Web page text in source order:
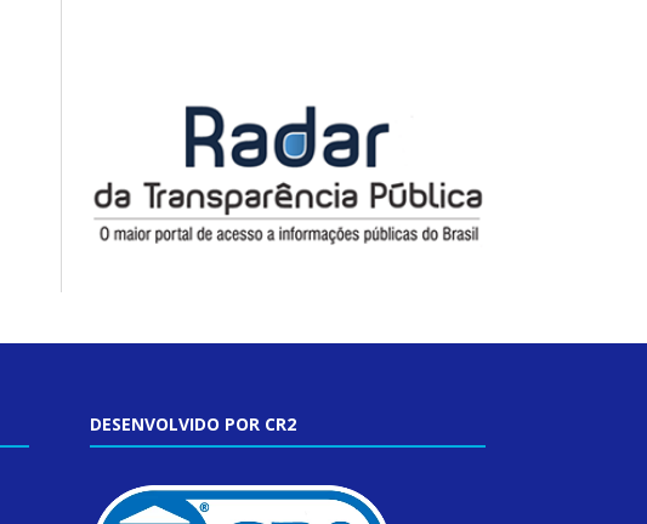
DESENVOLVIDO POR CR2